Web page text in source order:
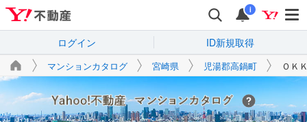
i
ログイン ID新規取得
マンションカタログ 宮崎県 児湯郡高鍋町 ＯＫ
Yahoo!不動産